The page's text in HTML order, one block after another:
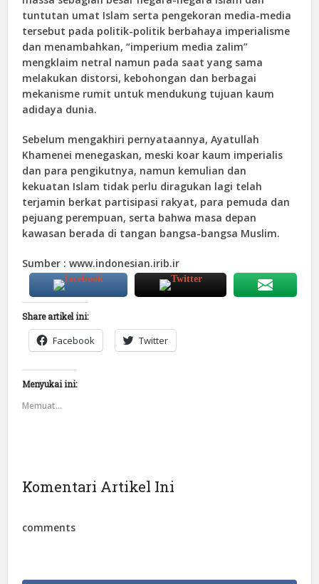
tuntutan umat Islam serta pengekoran media-media
tersebut pada politik-politik berbahaya imperialisme
dan menambahkan, “imperium media zalim”
mengklaim netral namun pada saat yang sama
melakukan distorsi, kebohongan dan berbagai
mekanisme rumit untuk mendukung tujuan kaum
adidaya dunia.
Sebelum mengakhiri pernyataannya, Ayatullah
Khamenei menegaskan, meski koar kaum imperialis
dan para pengikutnya, namun kemulian dan
kekuatan Islam tidak perlu diragukan lagi telah
terjamin berkat partisipasi rakyat, para pemuda dan
pejuang perempuan, serta bahwa masa depan
kawasan berada di tangan bangsa-bangsa Muslim.
Sumber : www.indonesian.irib.ir
Share artikel ini:
Facebook Twitter
Menyukai ini:
Memuat...
Komentari Artikel Ini
comments